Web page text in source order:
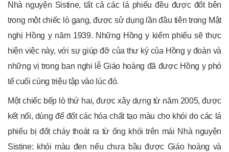
Nhà nguyện Sistine, tất cả các lá phiếu đều được đốt bên
trong một chiếc lò gang, được sử dụng lần đầu tiên trong Mật
nghị Hồng y năm 1939. Những Hồng y kiểm phiếu sẽ thực
hiện việc này, với sự giúp đỡ của thư ký của Hồng y đoàn và
những vị trong ban nghi lễ Giáo hoàng đã được Hồng y phó
tế cuối cùng triệu tập vào lúc đó.
Một chiếc bếp lò thứ hai, được xây dựng từ năm 2005, được
kết nối, dùng để đốt các hóa chất tạo màu cho khói do các lá
phiếu bị đốt cháy thoát ra từ ống khói trên mái Nhà nguyện
Sistine: khói màu đen nếu chưa bầu được Giáo hoàng và